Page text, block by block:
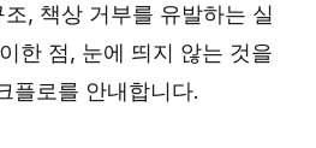
, 책상 거부를 유발하는 실
한 점, 눈에 띄지 않는 것을
플로를 안내합니다.